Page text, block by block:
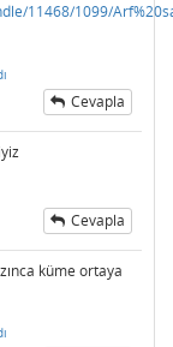
11468/1099/
Cevapla
Cevapla
küme ortaya